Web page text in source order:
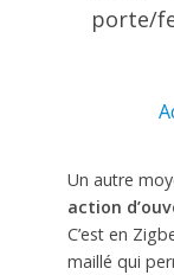
porte/
Un autre
action
C’est en
maillé qui